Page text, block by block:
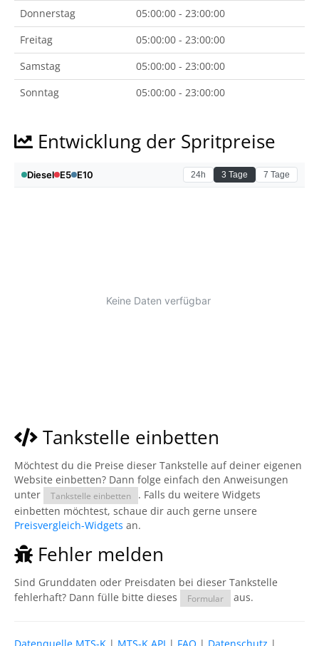
Donnerstag
05:00:00 - 23:00:00
Freitag
05:00:00 - 23:00:00
Samstag
05:00:00 - 23:00:00
Sonntag
05:00:00 - 23:00:00
Entwicklung der Spritpreise
Tankstelle einbetten
Möchtest du die Preise dieser Tankstelle auf deiner eigenen
Website einbetten? Dann folge einfach den Anweisungen
unter
Tankstelle einbetten
. Falls du weitere Widgets
einbetten möchtest, schaue dir auch gerne unsere
Preisvergleich-Widgets an.
Fehler melden
Sind Grunddaten oder Preisdaten bei dieser Tankstelle
fehlerhaft? Dann fülle bitte dieses
Formular aus.